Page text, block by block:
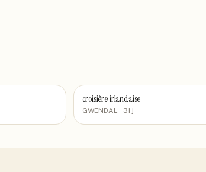
croisière irlandaise
GWENDAL · 31 j